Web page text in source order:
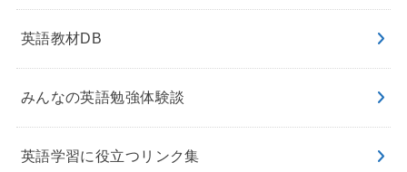
英語教材DB
みんなの英語勉強体験談
英語学習に役立つリンク集